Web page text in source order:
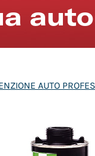
AUTO